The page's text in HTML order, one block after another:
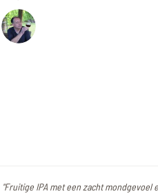
"Fruitige IPA met een zacht